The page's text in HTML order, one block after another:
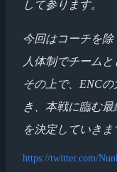
して参ります。
今回はコーチを
人体制でチーム
その上で、ENC
き、本戦に臨む最
を決定していきま
https://twitter.com/